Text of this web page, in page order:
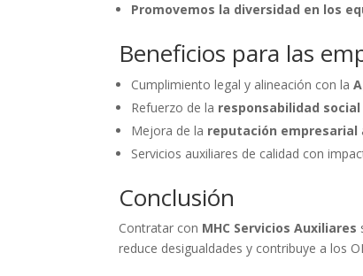
Promovemos la diversidad en los
Beneficios para las
Cumplimiento legal y alineación con la
Refuerzo de la responsabilidad social
Mejora de la reputación empresarial
Servicios auxiliares de calidad con
Conclusión
Contratar con MHC Servicios Auxiliares
reduce desigualdades y contribuye a los